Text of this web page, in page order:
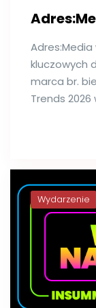
kluczowych
marca br.
Trends 2026
Wydarzenie